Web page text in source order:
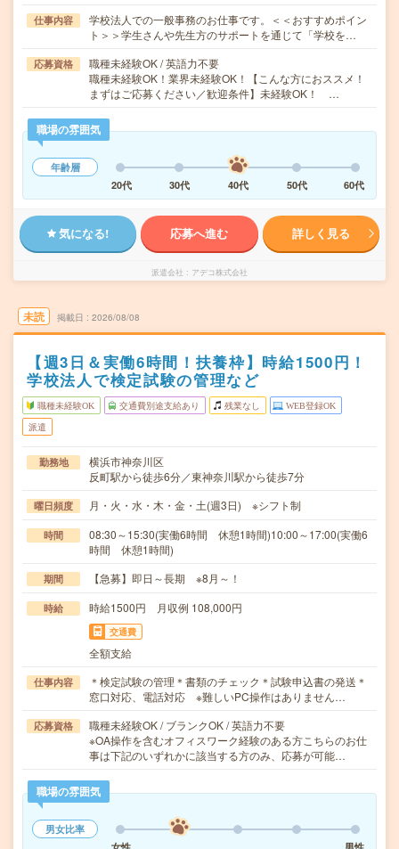
仕事内容
学校法人での一般事務のお仕事です。＜＜おすすめポイン
ト＞＞学生さんや先生方のサポートを通じて「学校を…
応募資格
職種未経験OK / 英語力不要
職種未経験OK！業界未経験OK！【こんな方におススメ！
まずはご応募ください／歓迎条件】未経験OK！ …
職場の雰囲気
年齢層
20代
30代 40代 50代 60代
気になる! 応募へ進む 詳しく見る
派遣会社 アデコ株式会社
未読 掲載日 2026/08/08
【週3日＆実働6時間！扶養枠】時給1500円！
学校法人で検定試験の管理など
職種未経験OK 交通費別途支給あり 残業なし WEB登録OK
派遣
勤務地
横浜市神奈川区
反町駅から徒歩6分／東神奈川駅から徒歩7分
曜日頻度 月・火・水・木・金・土(週3日) ※シフト制
時間
08:30～15:30(実働6時間 休憩1時間)10:00～17:00(実働6
時間 休憩1時間)
期間 【急募】即日～長期 ※8月～！
時給 時給1500円 月収例 108,000円
交通費
全額支給
仕事内容
＊検定試験の管理＊書類のチェック＊試験申込書の発送＊
窓口対応、電話対応 ※難しいPC操作はありません…
応募資格
職種未経験OK / ブランクOK / 英語力不要
※OA操作を含むオフィスワーク経験のある方こちらのお仕
事は下記のいずれかに該当する方のみ、応募が可能…
職場の雰囲気
男女比率